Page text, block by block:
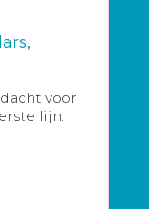
voor
lijn.